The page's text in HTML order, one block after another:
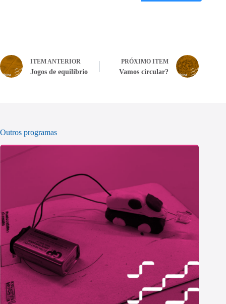
ITEM ANTERIOR
Jogos de equilíbrio
PRÓXIMO ITEM
Vamos circular?
Outros programas